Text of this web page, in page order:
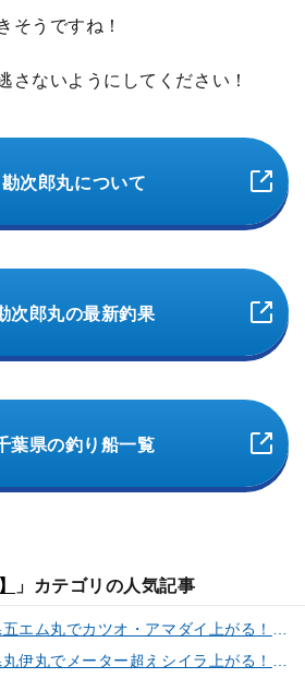
そうですね！
さないようにしてください！
勘次郎丸について
次郎丸の最新釣果
葉県の釣り船一覧
」カテゴリの人気記事